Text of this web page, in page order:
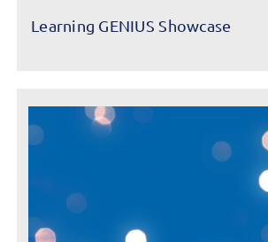
Learning GENIUS Showcase